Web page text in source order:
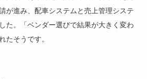
が進み、配車システムと売上管理システ
た。「ベンダー選びで結果が大きく変わ
たそうです。